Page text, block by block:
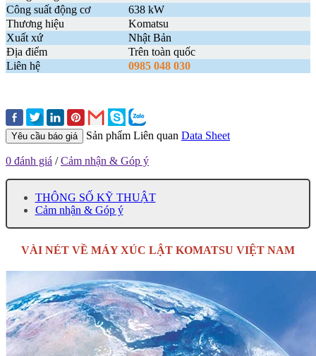
Công suất động cơ
638 kW
Thương hiệu
Komatsu
Xuất xứ
Nhật Bản
Địa điểm
Trên toàn quốc
Liên hệ
0985 048 030
Yêu cầu báo giá Sản phẩm Liên quan Data Sheet
0 đánh giá /Cảm nhận & Góp ý
THÔNG SỐ KỸ THUẬT
Cảm nhận & Góp ý
VÀI NÉT VỀ MÁY XÚC LẬT KOMATSU VIỆT NAM